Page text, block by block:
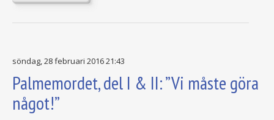
söndag, 28 februari 2016 21:43
Palmemordet, del I & II: ”Vi måste göra
något!”